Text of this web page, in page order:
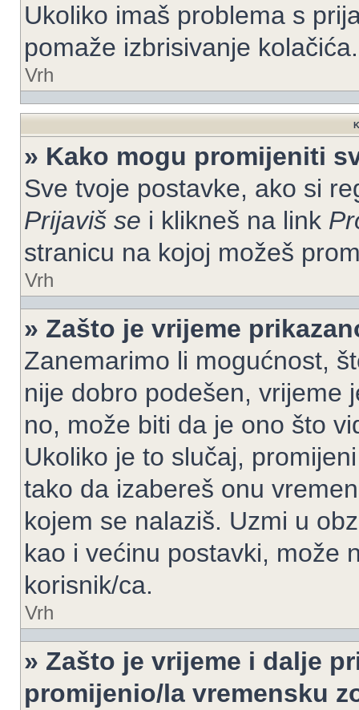
Ukoliko imaš problema s
pomaže izbrisivanje kolačića.
Vrh
» Kako mogu promijeniti
Sve tvoje postavke, ako si
Prijaviš se i klikneš na link
stranicu na kojoj možeš
Vrh
» Zašto je vrijeme
Zanemarimo li mogućnost,
nije dobro podešen, vrijeme
no, može biti da je ono što
Ukoliko je to slučaj,
tako da izabereš onu
kojem se nalaziš. Uzmi u
kao i većinu postavki, može
korisnik/ca.
Vrh
» Zašto je vrijeme i dalje
promijenio/la vremensku